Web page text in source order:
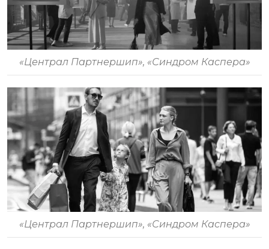
«Централ Партнершип», «Синдром Каспера»
«Централ Партнершип», «Синдром Каспера»